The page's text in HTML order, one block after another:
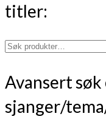
titler:
Søk
Avansert
sjanger/